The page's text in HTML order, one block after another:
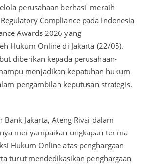
perusahaan berhasil meraih
Compliance pada Indonesia
Awards 2026 yang
Hukum Online di Jakarta (22/05).
diberikan kepada perusahaan-
menjadikan kepatuhan hukum
pengambilan keputusan strategis.
Bank Jakarta, Ateng Rivai dalam
menyampaikan ungkapan terima
Hukum Online atas penghargaan
turut mendedikasikan penghargaan